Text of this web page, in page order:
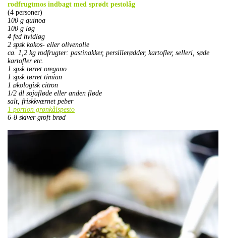
rodfrugtmos indbagt med sprødt pestolåg
(4 personer)
100 g quinoa
100 g løg
4 fed hvidløg
2 spsk kokos- eller olivenolie
ca. 1,2 kg rodfrugter: pastinakker, persillerødder, kartofler, selleri, søde
kartofler etc.
1 spsk tørret oregano
1 spsk tørret timian
1 økologisk citron
1/2 dl sojafløde eller anden fløde
salt, friskkværnet peber
1 portion grønkålspesto
6-8 skiver groft brød